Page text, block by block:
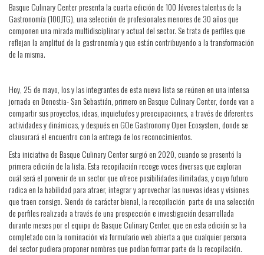
Basque Culinary Center presenta la cuarta edición de 100 Jóvenes talentos de la
Gastronomía (100JTG), una selección de profesionales menores de 30 años que
componen una mirada multidisciplinar y actual del sector. Se trata de perfiles que
reflejan la amplitud de la gastronomía y que están contribuyendo a la transformación
de la misma.
Hoy, 25 de mayo, los y las integrantes de esta nueva lista se reúnen en una intensa
jornada en Donostia- San Sebastián, primero en Basque Culinary Center, donde van a
compartir sus proyectos, ideas, inquietudes y preocupaciones, a través de diferentes
actividades y dinámicas, y después en GOe Gastronomy Open Ecosystem, donde se
clausurará el encuentro con la entrega de los reconocimientos.
Esta iniciativa de Basque Culinary Center surgió en 2020, cuando se presentó la
primera edición de la lista. Esta recopilación recoge voces diversas que exploran
cuál será el porvenir de un sector que ofrece posibilidades ilimitadas, y cuyo futuro
radica en la habilidad para atraer, integrar y aprovechar las nuevas ideas y visiones
que traen consigo. Siendo de carácter bienal, la recopilación parte de una selección
de perfiles realizada a través de una prospección e investigación desarrollada
durante meses por el equipo de Basque Culinary Center, que en esta edición se ha
completado con la nominación vía formulario web abierta a que cualquier persona
del sector pudiera proponer nombres que podían formar parte de la recopilación.